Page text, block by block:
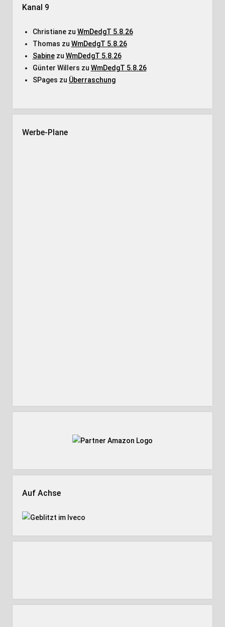
Kanal 9
Christianezu WmDedgT 5.8.26
Thomas zu WmDedgT 5.8.26
Sabinezu WmDedgT 5.8.26
Günter Willers zu WmDedgT 5.8.26
SPages zu Überraschung
Werbe-Plane
Auf Achse